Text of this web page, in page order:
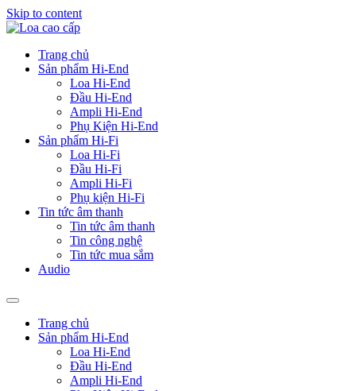
Skip to content
Trang chủ
Sản phẩm Hi-End
Loa Hi-End
Đầu Hi-End
Ampli Hi-End
Phụ Kiện Hi-End
Sản phẩm Hi-Fi
Loa Hi-Fi
Đầu Hi-Fi
Ampli Hi-Fi
Phụ kiện Hi-Fi
Tin tức âm thanh
Tin tức âm thanh
Tin công nghệ
Tin tức mua sắm
Audio
Trang chủ
Sản phẩm Hi-End
Loa Hi-End
Đầu Hi-End
Ampli Hi-End